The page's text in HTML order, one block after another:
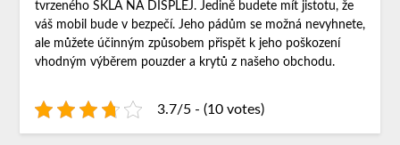
tvrzeného SKLA NA DISPLEJ. Jedině budete mít jistotu, že
váš mobil bude v bezpečí. Jeho pádům se možná nevyhnete,
ale můžete účinným způsobem přispět k jeho poškození
vhodným výběrem pouzder a krytů z našeho obchodu.
3.7/5 - (10 votes)